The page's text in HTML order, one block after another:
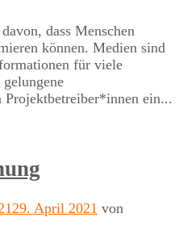
dass Menschen
können. Medien sind
für viele
ein...
29. April 2021 von